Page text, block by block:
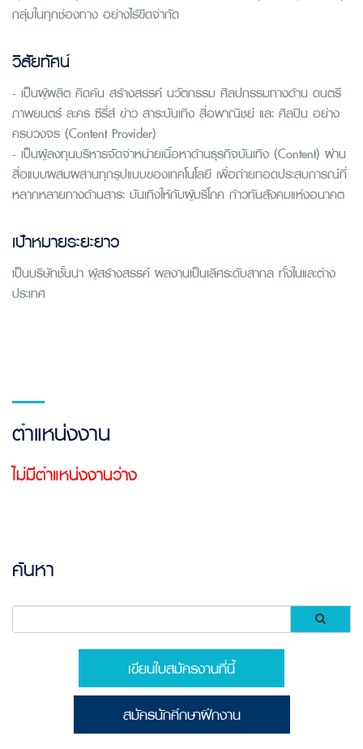
กลุ่มในทุกช่องทาง อย่างไร้ขีดจำกัด
วิสัยทัศน์
- เป็นผู้ผลิต คิดค้น สร้างสรรค์ นวัตกรรม ศิลปกรรมทางด้าน ดนตรี
ภาพยนตร์ ละคร ซีรี่ส์ ข่าว สาระบันเทิง สื่อพาณิชย์ และ ศิลปิน อย่าง
ครบวงจร (Content Provider)
- เป็นผู้ลงทุนบริหารจัดจำหน่ายเนื้อหาด้านธุรกิจบันเทิง (Content) ผ่าน
สื่อแบบผสมผสานทุกรูปแบบของเทคโนโลยี เพื่อถ่ายทอดประสบการณ์ที่
หลากหลายทางด้านสาระ บันเทิงให้กับผู้บริโภค ก้าวทันสังคมแห่งอนาคต
เป้าหมายระยะยาว
เป็นบริษัทชั้นนำ ผู้สร้างสรรค์ ผลงานเป็นเลิศระดับสากล ทั้งในและต่าง
ประเทศ
ตำแหน่งงาน
ไม่มีตำแหน่งงานว่าง
ค้นหา
เขียนใบสมัครงานที่นี้้
สมัครนักศึกษาฝึกงาน